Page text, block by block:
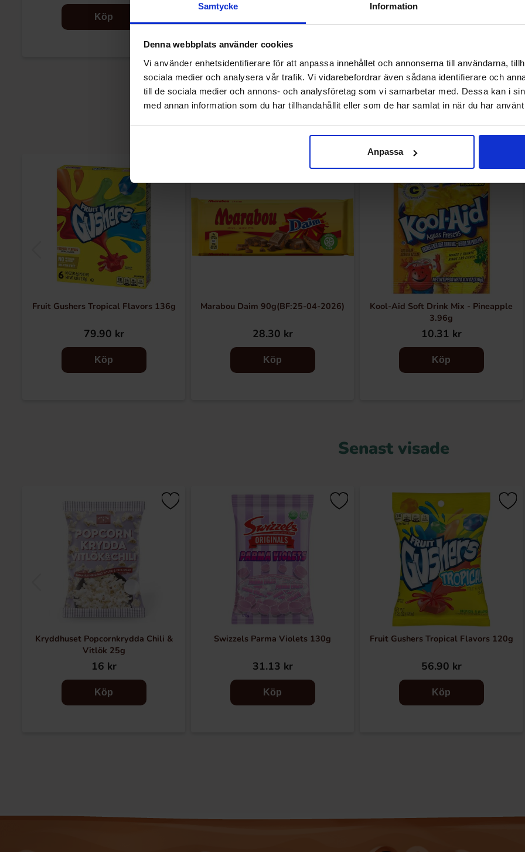
Samtycke Information
Denna webbplats använder cookies
Vi använder enhetsidentifierare för att anpassa innehållet och annonserna till användarna,
sociala medier och analysera vår trafik. Vi vidarebefordrar även sådana identifierare och
till de sociala medier och annons- och analysföretag som vi samarbetar med. Dessa kan i
med annan information som du har tillhandahållit eller som de har samlat in när du har
Anpassa
Köp
Andra gillade
Fruit Gushers Tropical Flavors 136g
79.90 kr
Köp
Marabou Daim 90g(BF:25-04-2026)
28.30 kr
Köp
Kool-Aid Soft Drink Mix - Pineapple
3.96g
10.31 kr
Köp
Senast visade
Kryddhuset Popcornkrydda Chili &
Vitlök 25g
16 kr
Köp
Swizzels Parma Violets 130g
31.13 kr
Köp
Fruit Gushers Tropical Flavors 120g
56.90 kr
Köp